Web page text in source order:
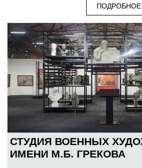
СТУДИЯ ВОЕННЫХ
ИМЕНИ М.Б. ГРЕКОВА